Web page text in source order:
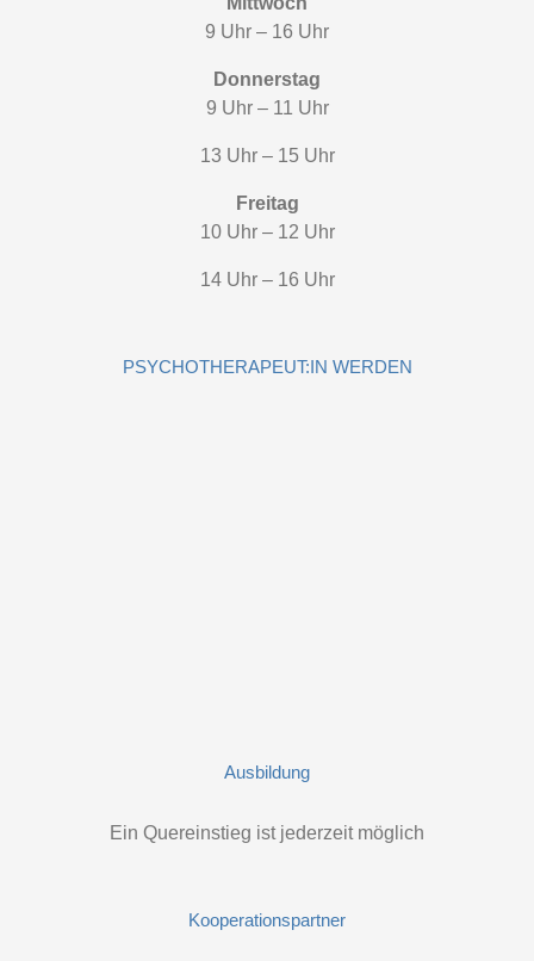
9 Uhr – 16 Uhr
Donnerstag
9 Uhr – 11 Uhr
13 Uhr – 15 Uhr
Freitag
10 Uhr – 12 Uhr
14 Uhr – 16 Uhr
PSYCHOTHERAPEUT:IN WERDEN
Ausbildung
Ein Quereinstieg ist jederzeit möglich
Kooperationspartner